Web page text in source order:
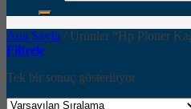
Ana Sayfa / Ürünler “Hp Plotter
Filtrele
Tek bir sonuç gösteriliyor